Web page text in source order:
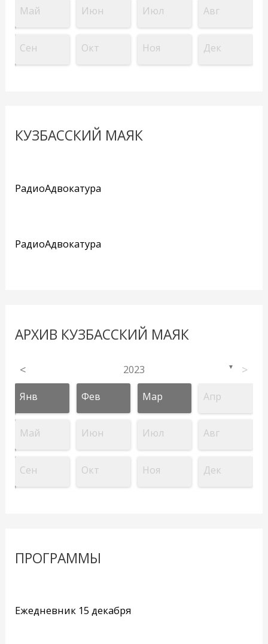
Май Июн Июл Авг
Сен Окт Ноя Дек
КУЗБАССКИЙ МАЯК
РадиоАдвокатура
РадиоАдвокатура
АРХИВ КУЗБАССКИЙ МАЯК
< 2023 ▼ >
Янв Фев Мар Апр
Май Июн Июл Авг
Сен Окт Ноя Дек
ПРОГРАММЫ
Ежедневник 15 декабря